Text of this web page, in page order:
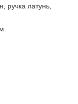
ручка латунь,